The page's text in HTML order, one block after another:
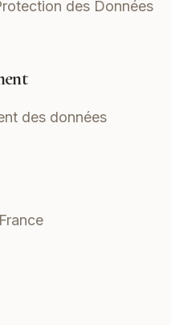
des Données
des données